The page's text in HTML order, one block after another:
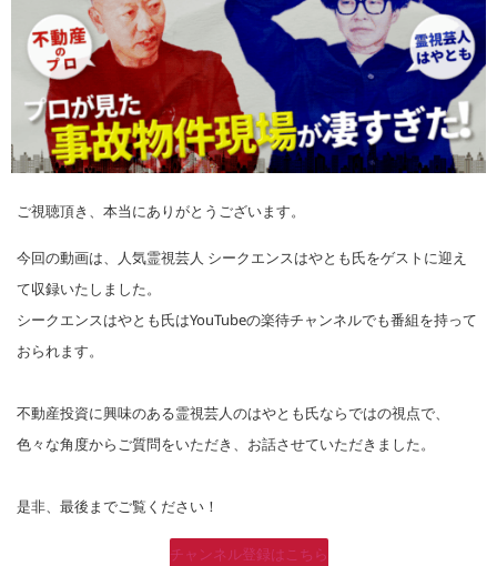
ご視聴頂き、本当にありがとうございます。
今回の動画は、人気霊視芸人 シークエンスはやとも氏をゲストに迎え
て収録いたしました。
シークエンスはやとも氏はYouTubeの楽待チャンネルでも番組を持って
おられます。
不動産投資に興味のある霊視芸人のはやとも氏ならではの視点で、
色々な角度からご質問をいただき、お話させていただきました。
是非、最後までご覧ください！
チャンネル登録はこちら